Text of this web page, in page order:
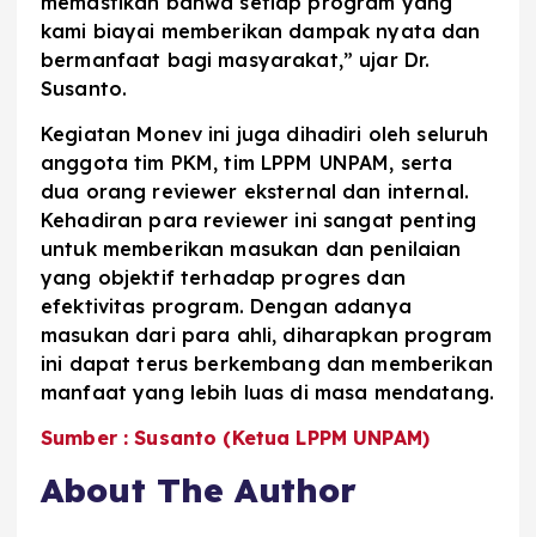
kami biayai memberikan dampak nyata dan
bermanfaat bagi masyarakat,” ujar Dr.
Susanto.
Kegiatan Monev ini juga dihadiri oleh seluruh
anggota tim PKM, tim LPPM UNPAM, serta
dua orang reviewer eksternal dan internal.
Kehadiran para reviewer ini sangat penting
untuk memberikan masukan dan penilaian
yang objektif terhadap progres dan
efektivitas program. Dengan adanya
masukan dari para ahli, diharapkan program
ini dapat terus berkembang dan memberikan
manfaat yang lebih luas di masa mendatang.
Sumber : Susanto (Ketua LPPM UNPAM)
About The Author